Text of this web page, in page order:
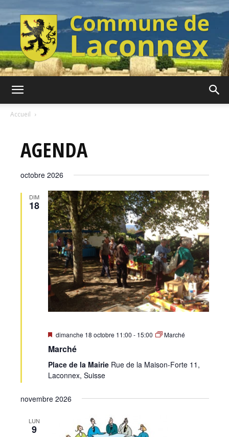
Accueil
AGENDA
octobre 2026
DIM
18
Mis
avant
dimanche 18 octobre 11:00 - 15:00 Marché
Marché
Place de la Mairie Rue de la Maison-Forte 11,
Laconnex, Suisse
novembre 2026
LUN
9